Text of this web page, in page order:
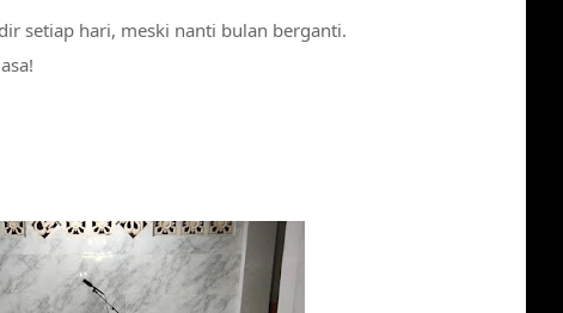
setiap hari, meski nanti bulan berganti.